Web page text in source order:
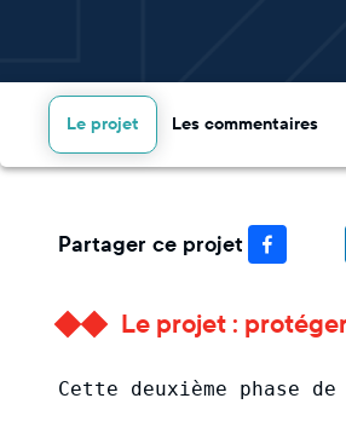
Le projet Les commentaires
Partager ce projet
Le projet :